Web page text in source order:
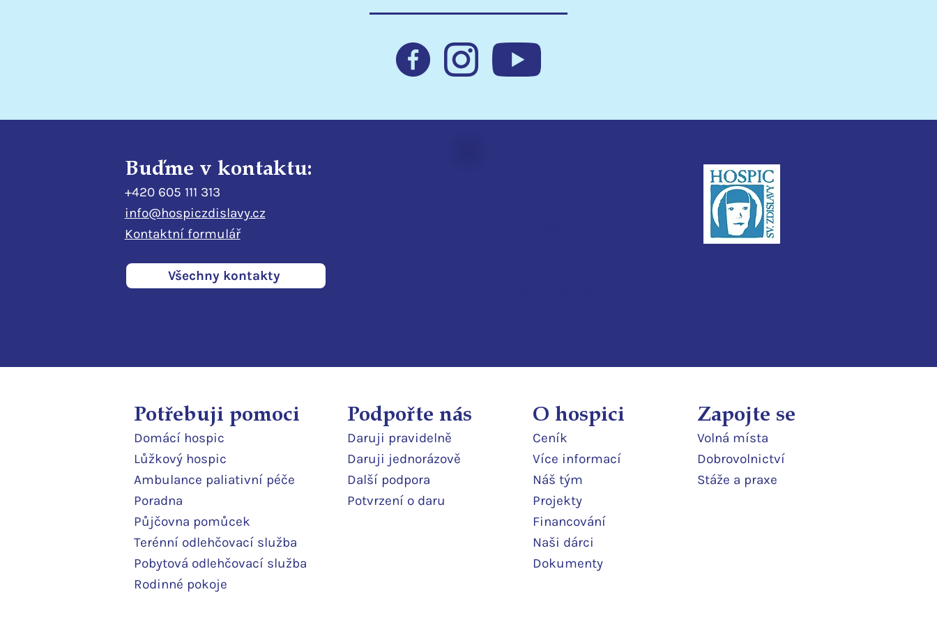
Buďme v kontaktu:
+420 605 111 313
info@hospiczdislavy.cz
Kontaktní formulář
Všechny kontakty
Potřebuji pomoci
Domácí hospic
Lůžkový hospic
Ambulance paliativní péče
Poradna
Půjčovna pomůcek
Terénní odlehčovací služba
Pobytová odlehčovací služba
Rodinné pokoje
Podpořte nás
Daruji pravidelně
Daruji jednorázově
Další podpora
Potvrzení o daru
O hospici
Ceník
Více informací
Náš tým
Projekty
Financování
Naši dárci
Dokumenty
Zapojte se
Volná místa
Dobrovolnictví
Stáže a praxe